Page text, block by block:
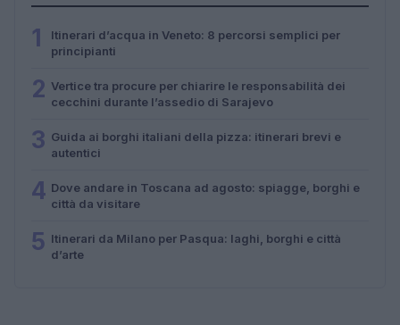
1
Itinerari d’acqua in Veneto: 8 percorsi semplici per
principianti
2 Vertice tra procure per chiarire le responsabilità dei
cecchini durante l’assedio di Sarajevo
3 Guida ai borghi italiani della pizza: itinerari brevi e
autentici
4 Dove andare in Toscana ad agosto: spiagge, borghi e
città da visitare
5 Itinerari da Milano per Pasqua: laghi, borghi e città
d’arte